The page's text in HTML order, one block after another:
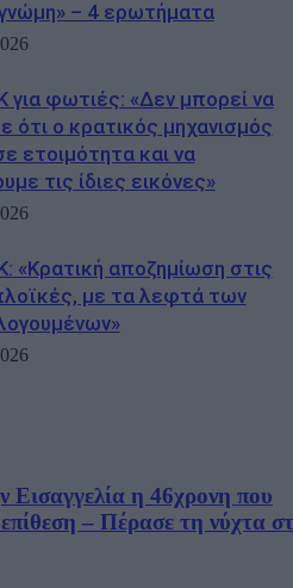
γνώμη» – 4 ερωτήματα
για φωτιές: «Δεν μπορεί να
ότι ο κρατικός μηχανισμός
ετοιμότητα και να
τις ίδιες εικόνες»
«Κρατική αποζημίωση στις
με τα λεφτά των
η 46χρονη που
– Πέρασε τη νύχτα